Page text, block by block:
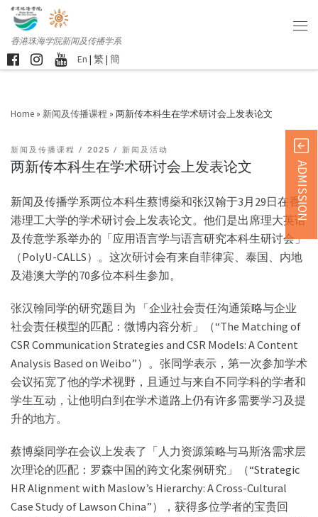
香港珠海学院新闻及传播学系
En | 繁 | 簡
Home » 新闻及传播课程 » 两新传本科生在学术研讨会上发表论文
新闻及传播课程 2025 新闻及活动
两新传本科生在学术研讨会上发表论文
新闻及传播学系两位本科生蔡博燊和张汉翰于3月29日在香
港理工大学的学术研讨会上发表论文。他们是出席理大英语
及传意学系举办的「应用语言学与语言研究本科生研讨会」
（PolyU-CALLS）。这次研讨会有来自菲律宾、泰国、内地
及港澳大学的70多位本科生参加。
张汉翰同学的研究题目为 「企业社会责任沟通策略与企业
社会责任模型的匹配：微博内容分析」（“The Matching of
CSR Communication Strategies and CSR Models: A Content
Analysis Based on Weibo”）。张同学表示，第一次参加学术
会议拓宽了他的学术视野，且通过与来自不同学科的学者和
学生互动，让他明白到在学术道路上仍有许多需要学习及提
升的地方。
蔡博燊同学在会议上发表了「人力资源策略与马斯洛需求层
次理论的匹配：罗森中国的跨文化案例研究」（“Strategic
HR Alignment with Maslow’s Hierarchy: A Cross-Cultural
Case Study of Lawson China”），获得多位学者的宝贵回
ADMISSION